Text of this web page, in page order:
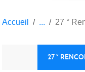
Accueil 27 °
27 °